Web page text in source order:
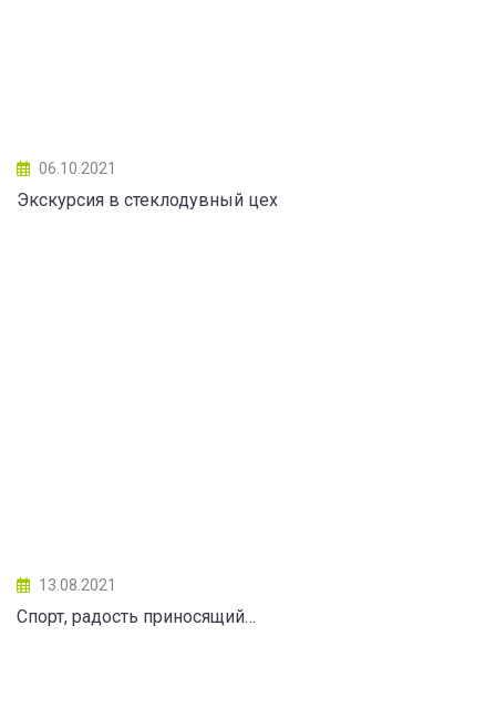
06.10.2021
Экскурсия в стеклодувный цех
13.08.2021
Спорт, радость приносящий…